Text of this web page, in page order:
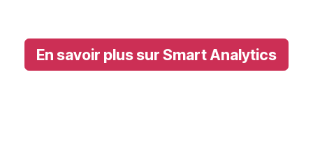
En savoir plus sur Smart Analytics